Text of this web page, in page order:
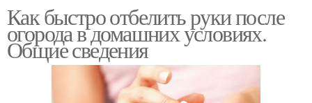
Как быстро отбелить руки после
огорода в домашних условиях.
Общие сведения